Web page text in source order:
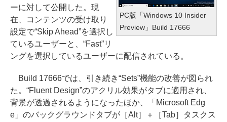
PC版「Windows 10 Insider
Preview」Build 17666
ーに対して公開した。現
在、コンテンツの受け取り
設定で“Skip Ahead”を選択し
ているユーザーと、“Fast”リ
ングを選択しているユーザーに配信されている。
Build 17666では、引き続き“Sets”機能の改善が図られ
た。“Fluent Design”のアクリル効果がタブに適用され、
背景が透過されるようになったほか、「Microsoft Edg
e」のバックグラウンドタブが［Alt］＋［Tab］タスクス